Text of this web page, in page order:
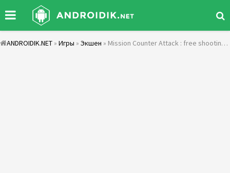
ANDROIDIK.NET » Игры » Экшен » Mission Counter Attack : free shooting game